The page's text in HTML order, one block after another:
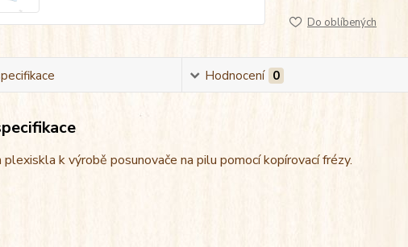
Do oblíbených
Hodnocení 0
k výrobě posunovače na pilu pomocí kopírovací frézy.